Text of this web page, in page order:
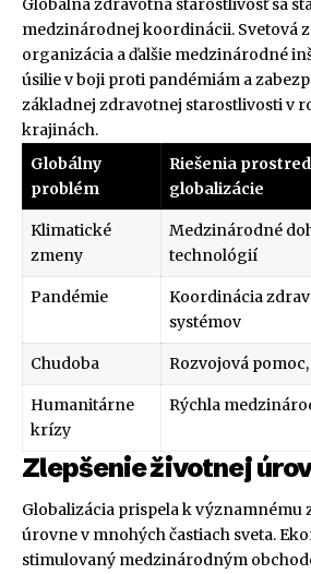
Globálna zdravotná starostlivosť sa
medzinárodnej koordinácii. Svetová
organizácia a ďalšie medzinárodné
úsilie v boji proti pandémiám a
základnej zdravotnej starostlivosti v
krajinách.
Globálny
problém
Riešenia
globalizácie
Klimatické
zmeny
Medzinárodné
technológií
Pandémie
Koordinácia
systémov
Chudoba Rozvojová
Humanitárne
krízy
Rýchla
Zlepšenie životnej
Globalizácia prispela k významnému
úrovne v mnohých častiach sveta.
stimulovaný medzinárodným